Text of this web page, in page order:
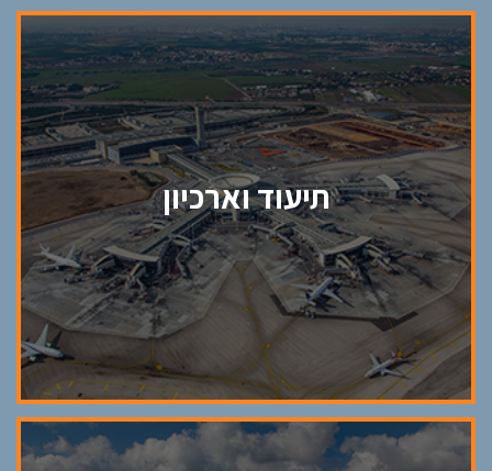
תיעוד וארכיון
תיעוד וארכיון
תיעוד שיקום נופי ופרויקטים של שמירה על
הסביבה
מעקב על ביצוע תכנון ושמירה מפני חריגות בזמן
ביצוע
תמיכה בבירורים משפטיים וביטוחיים בעזרת
ראיות מצולמות
ניהול ארכיון וקטלוג מקצועי של צילומים במהלך
תיעוד הפרויקט עם אפשרות לאחזור ושליפת
התוכן